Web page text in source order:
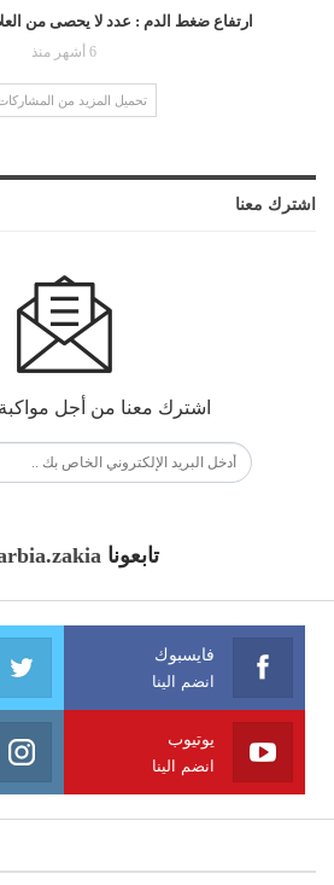
ارتفاع ضغط الدم : عدد لا يحصى من
6 أشهر منذ
تحميل المزيد من
اشترك معنا
اشترك معنا من أجل
تابعونا
فايسبوك
انضم الينا
يوتيوب
انضم الينا